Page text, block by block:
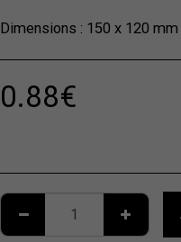
Dimensions : 150 x 120 mm
0.88€